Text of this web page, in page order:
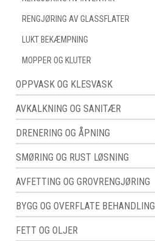
RENGJØRING AV GLASSFLATER
LUKT BEKÆMPNING
MOPPER OG KLUTER
OPPVASK OG KLESVASK
AVKALKNING OG SANITÆR
DRENERING OG ÅPNING
SMØRING OG RUST LØSNING
AVFETTING OG GROVRENGJØRING
BYGG OG OVERFLATE BEHANDLING
FETT OG OLJER